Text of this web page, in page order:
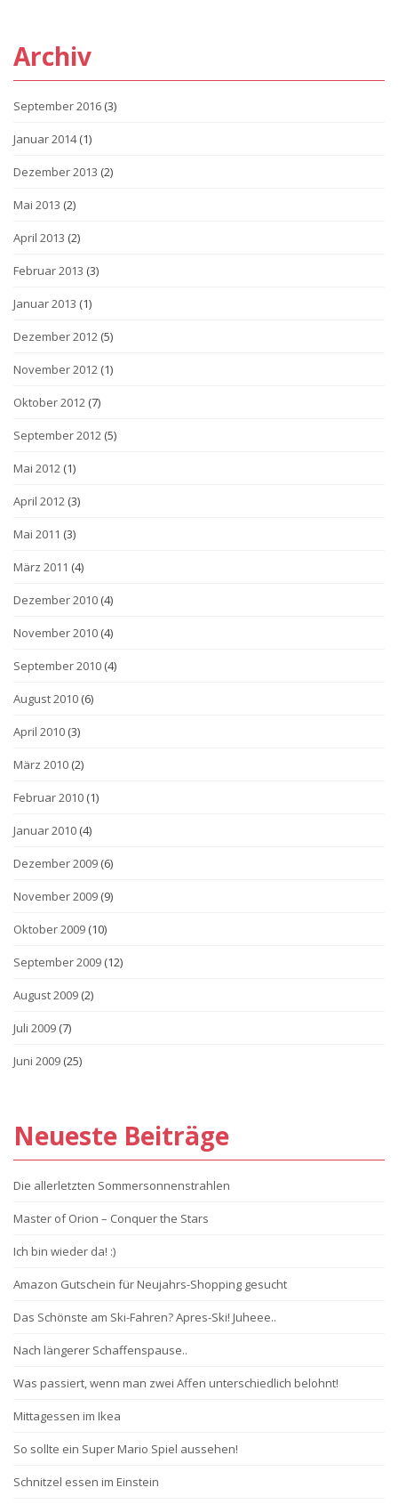
Archiv
September 2016 (3)
Januar 2014(1)
Dezember 2013 (2)
Mai 2013 (2)
April 2013 (2)
Februar 2013 (3)
Januar 2013 (1)
Dezember 2012 (5)
November 2012 (1)
Oktober 2012 (7)
September 2012 (5)
Mai 2012 (1)
April 2012 (3)
Mai 2011 (3)
März 2011 (4)
Dezember 2010 (4)
November 2010 (4)
September 2010 (4)
August 2010 (6)
April 2010 (3)
März 2010 (2)
Februar 2010 (1)
Januar 2010 (4)
Dezember 2009 (6)
November 2009 (9)
Oktober 2009 (10)
September 2009 (12)
August 2009 (2)
Juli 2009 (7)
Juni 2009 (25)
Neueste Beiträge
Die allerletzten Sommersonnenstrahlen
Master of Orion – Conquer the Stars
Ich bin wieder da! :)
Amazon Gutschein für Neujahrs-Shopping gesucht
Das Schönste am Ski-Fahren? Apres-Ski! Juheee..
Nach längerer Schaffenspause..
Was passiert, wenn man zwei Affen unterschiedlich belohnt!
Mittagessen im Ikea
So sollte ein Super Mario Spiel aussehen!
Schnitzel essen im Einstein